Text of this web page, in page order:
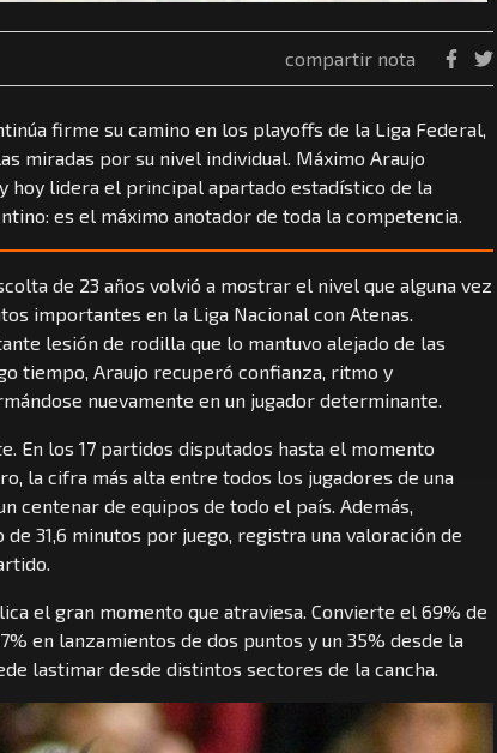
compartir nota
firme su camino en los playoffs de la Liga Federal,
miradas por su nivel individual. Máximo Araujo
hoy lidera el principal apartado estadístico de la
es el máximo anotador de toda la competencia.
de 23 años volvió a mostrar el nivel que alguna vez
importantes en la Liga Nacional con Atenas.
lesión de rodilla que lo mantuvo alejado de las
tiempo, Araujo recuperó confianza, ritmo y
nuevamente en un jugador determinante.
En los 17 partidos disputados hasta el momento
la cifra más alta entre todos los jugadores de una
centenar de equipos de todo el país. Además,
31,6 minutos por juego, registra una valoración de
el gran momento que atraviesa. Convierte el 69% de
en lanzamientos de dos puntos y un 35% desde la
lastimar desde distintos sectores de la cancha.